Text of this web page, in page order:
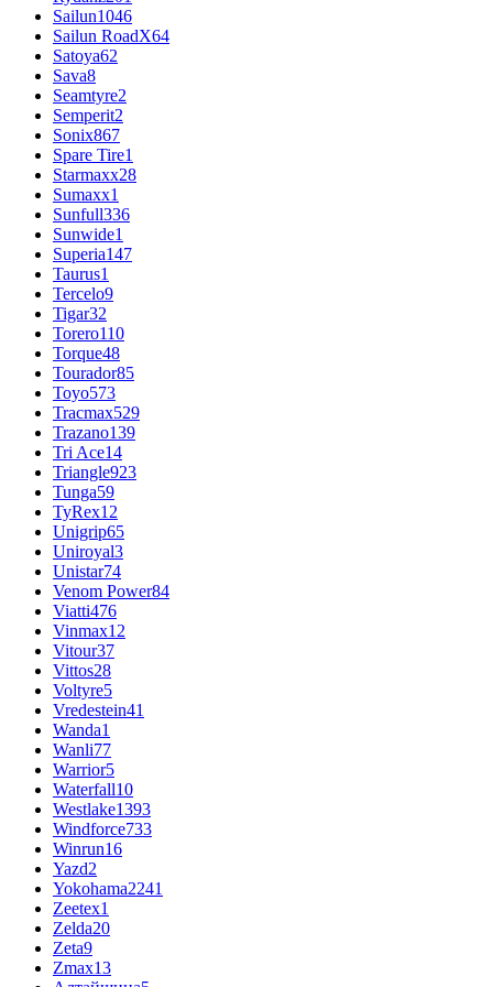
Sailun1046
Sailun RoadX64
Satoya62
Sava8
Seamtyre2
Semperit2
Sonix867
Spare Tire1
Starmaxx28
Sumaxx1
Sunfull336
Sunwide1
Superia147
Taurus1
Tercelo9
Tigar32
Torero110
Torque48
Tourador85
Toyo573
Tracmax529
Trazano139
Tri Ace14
Triangle923
Tunga59
TyRex12
Unigrip65
Uniroyal3
Unistar74
Venom Power84
Viatti476
Vinmax12
Vitour37
Vittos28
Voltyre5
Vredestein41
Wanda1
Wanli77
Warrior5
Waterfall10
Westlake1393
Windforce733
Winrun16
Yazd2
Yokohama2241
Zeetex1
Zelda20
Zeta9
Zmax13